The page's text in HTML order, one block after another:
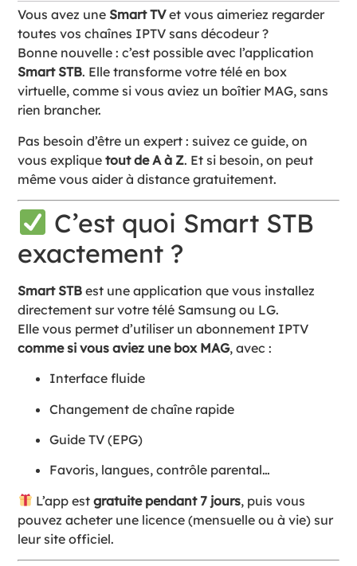
Vous avez une Smart TVet vous aimeriez regarder
toutes vos chaînes IPTV sans décodeur ?
Bonne nouvelle : c’est possible avec l’application
Smart STB. Elle transforme votre télé en box
virtuelle, comme si vous aviez un boîtier MAG, sans
rien brancher.
Pas besoin d’être un expert : suivez ce guide, on
vous expliquetout de A à Z. Et si besoin, on peut
même vous aider à distance gratuitement.
C’est quoi Smart STB
exactement ?
Smart STB est une application que vous installez
directement sur votre télé Samsung ou LG.
Elle vous permet d’utiliser un abonnement IPTV
comme si vous aviez une box MAG, avec :
Interface fluide
Changement de chaîne rapide
Guide TV (EPG)
Favoris, langues, contrôle parental…
L’app est gratuite pendant 7 jours, puis vous
pouvez acheter une licence (mensuelle ou à vie) sur
leur site officiel.